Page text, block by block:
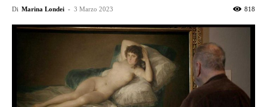
Di Marina Londei - 3 Marzo 2023 818